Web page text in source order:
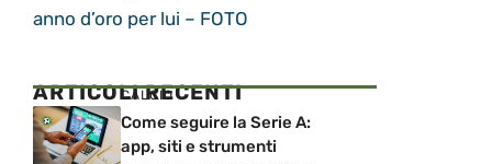
anno d’oro per lui – FOTO
ARTICOLI RECENTI
CALCIO
Come seguire la Serie A:
app, siti e strumenti